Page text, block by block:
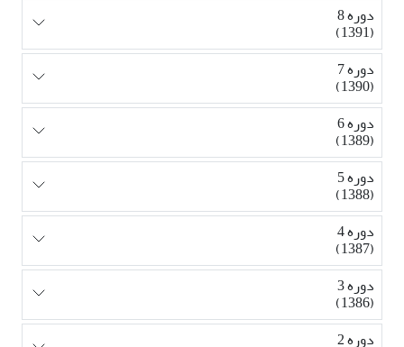
دوره 8
(1391)
دوره 7
(1390)
دوره 6
(1389)
دوره 5
(1388)
دوره 4
(1387)
دوره 3
(1386)
دوره 2